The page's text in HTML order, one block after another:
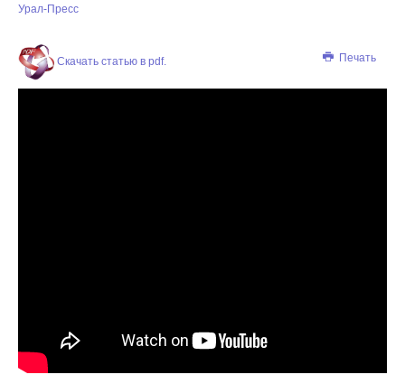
Урал-Пресс
Печать
Скачать статью в pdf.